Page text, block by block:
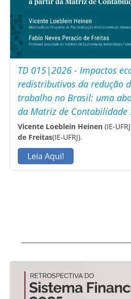
TD 015|2026 - Impactos
redistributivos da redução
trabalho no Brasil: uma
da Matriz de Contabilidade
Vicente Loeblein Heinen(IE-
de Freitas(IE-UFRJ).
Leia Aqui!